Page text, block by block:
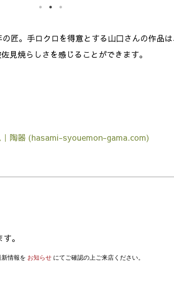
匠。手ロクロを得意とする山口さんの作品
見焼らしさを感じることができます。
｜陶器 (hasami-syouemon-gama.com)
。
情報を お知らせ にてご確認の上ご来店ください。